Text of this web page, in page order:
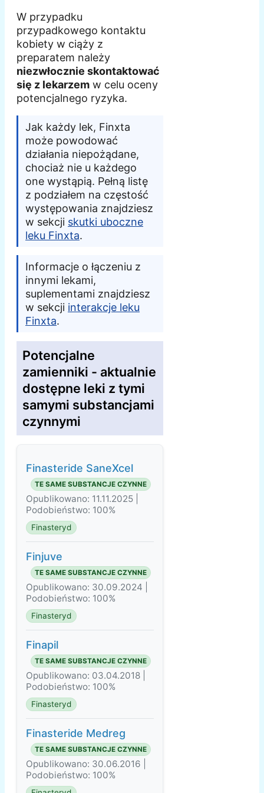
W przypadku
przypadkowego kontaktu
kobiety w ciąży z
preparatem należy
niezwłocznie skontaktować
się z lekarzem w celu oceny
potencjalnego ryzyka.
Jak każdy lek, Finxta
może powodować
działania niepożądane,
chociaż nie u każdego
one wystąpią. Pełną listę
z podziałem na częstość
występowania znajdziesz
w sekcji skutki uboczne
leku Finxta.
Informacje o łączeniu z
innymi lekami,
suplementami znajdziesz
w sekcji interakcje leku
Finxta.
Potencjalne
zamienniki - aktualnie
dostępne leki z tymi
samymi substancjami
czynnymi
Finasteride SaneXcel
TE SAME SUBSTANCJE CZYNNE
Opublikowano: 11.11.2025 |
Podobieństwo: 100%
Finasteryd
Finjuve
TE SAME SUBSTANCJE CZYNNE
Opublikowano: 30.09.2024 |
Podobieństwo: 100%
Finasteryd
Finapil
TE SAME SUBSTANCJE CZYNNE
Opublikowano: 03.04.2018 |
Podobieństwo: 100%
Finasteryd
Finasteride Medreg
TE SAME SUBSTANCJE CZYNNE
Opublikowano: 30.06.2016 |
Podobieństwo: 100%